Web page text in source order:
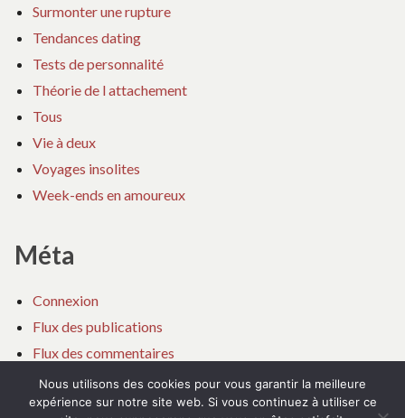
Surmonter une rupture
Tendances dating
Tests de personnalité
Théorie de l attachement
Tous
Vie à deux
Voyages insolites
Week-ends en amoureux
Méta
Connexion
Flux des publications
Flux des commentaires
Site de WordPress-FR
Nous utilisons des cookies pour vous garantir la meilleure
expérience sur notre site web. Si vous continuez à utiliser ce